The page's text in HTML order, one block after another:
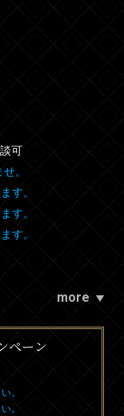
可
。
す。
す。
す。
more
ペーン
。
。